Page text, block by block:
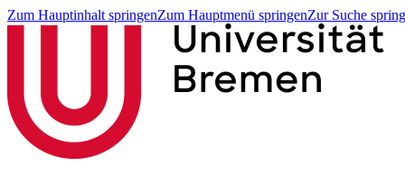
Zum Hauptinhalt springenZum Hauptmenü springenZur Suche